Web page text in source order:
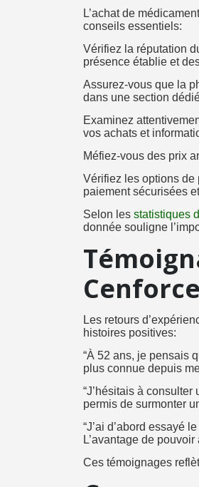
L’achat de
conseils essentiels:
Vérifiez la réputation
présence établie et
Assurez-vous que la
dans une section
Examinez
vos achats et
Méfiez-vous des prix
Vérifiez les options de
paiement sécurisées
Selon les statistiques
donnée souligne
Cenforce
Les retours
histoires positives:
“À 52 ans, je pensais
plus connue depuis
“J’hésitais à
permis de surmonter
“J’ai d’abord essayé
L’avantage de
Ces témoignages